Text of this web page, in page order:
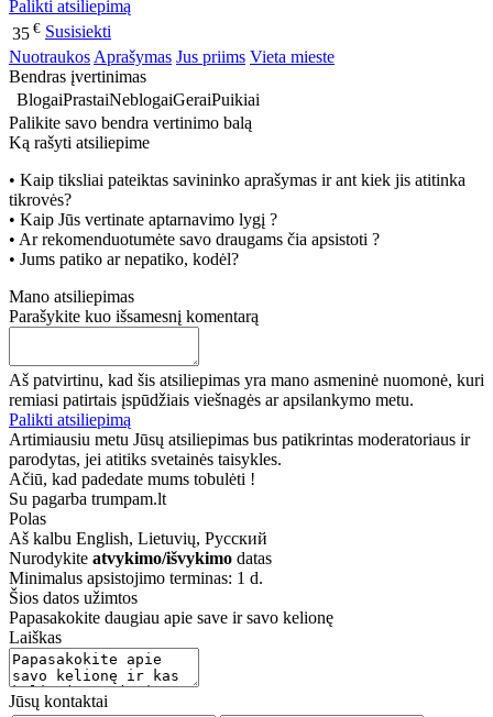
Palikti atsiliepimą
35 € Susisiekti
Nuotraukos Aprašymas Jus priims Vieta mieste
Bendras įvertinimas
BlogaiPrastaiNeblogaiGeraiPuikiai
Palikite savo bendra vertinimo balą
Ką rašyti atsiliepime
• Kaip tiksliai pateiktas savininko aprašymas ir ant kiek jis atitinka
tikrovės?
• Kaip Jūs vertinate aptarnavimo lygį ?
• Ar rekomenduotumėte savo draugams čia apsistoti ?
• Jums patiko ar nepatiko, kodėl?
Mano atsiliepimas
Parašykite kuo išsamesnį komentarą
Aš patvirtinu, kad šis atsiliepimas yra mano asmeninė nuomonė, kuri
remiasi patirtais įspūdžiais viešnagės ar apsilankymo metu.
Palikti atsiliepimą
Artimiausiu metu Jūsų atsiliepimas bus patikrintas moderatoriaus ir
parodytas, jei atitiks svetainės taisykles.
Ačiū, kad padedate mums tobulėti !
Su pagarba trumpam.lt
Polas
Aš kalbu English, Lietuvių, Русский
Nurodykite atvykimo/išvykimo datas
Minimalus apsistojimo terminas: 1 d.
Šios datos užimtos
Papasakokite daugiau apie save ir savo kelionę
Laiškas
Jūsų kontaktai